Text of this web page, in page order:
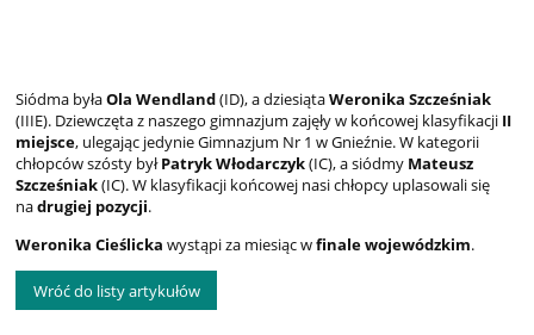
Siódma byłaOla Wendland(ID), a dziesiątaWeronika Szcześniak
(IIIE). Dziewczęta z naszego gimnazjum zajęły w końcowej klasyfikacji II
miejsce, ulegając jedynie Gimnazjum Nr 1 w Gnieźnie. W kategorii
chłopców szósty byłPatryk Włodarczyk(IC), a siódmy Mateusz
Szcześniak(IC). W klasyfikacji końcowej nasi chłopcy uplasowali się
nadrugiej pozycji.
Weronika Cieślicka wystąpi za miesiąc wfinale wojewódzkim.
Wróć do listy artykułów